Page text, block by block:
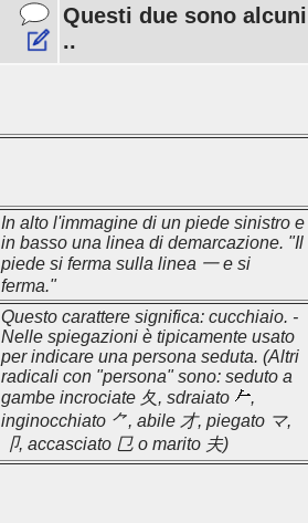
Questi due sono
..
In alto l'immagine di un piede sinistro e
in basso una linea di demarcazione. "Il
piede si ferma sulla linea 一 e si
ferma."
Questo carattere significa: cucchiaio. -
Nelle spiegazioni è tipicamente usato
per indicare una persona seduta. (Altri
radicali con "persona" sono: seduto a
gambe incrociate 夂, sdraiato
,
inginocchiato ⺈, abile 才, piegato マ,
卩, accasciato 㔾 o marito 夫)